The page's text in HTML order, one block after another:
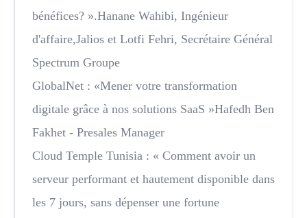
bénéfices? ».Hanane Wahibi, Ingénieur
d'affaire,Jalios et Lotfi Fehri, Secrétaire Général
Spectrum Groupe
GlobalNet : «Mener votre transformation
digitale grâce à nos solutions SaaS »Hafedh Ben
Fakhet - Presales Manager
Cloud Temple Tunisia : « Comment avoir un
serveur performant et hautement disponible dans
les 7 jours, sans dépenser une fortune